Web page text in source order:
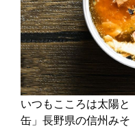
いつもこころは太陽
缶」長野県の信州みそ